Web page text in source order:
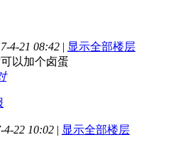
4-21 08:42 | 显示全部楼层
以加个卤蛋
4-22 10:02 | 显示全部楼层